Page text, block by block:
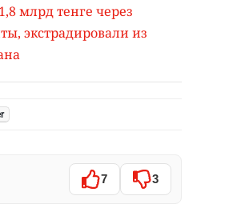
млрд тенге через
экстрадировали из
7 3